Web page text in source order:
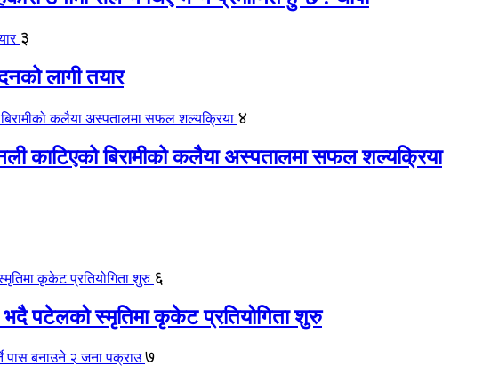
३
लागी तयार
४
काटिएको बिरामीको कलैया अस्पतालमा सफल शल्यक्रिया
६
भदै पटेलको स्मृतिमा कृकेट प्रतियोगिता शुरु
७